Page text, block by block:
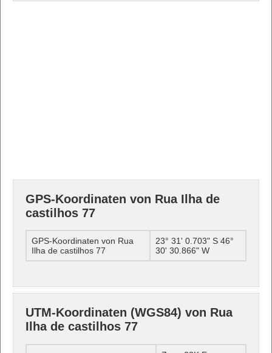
GPS-Koordinaten von Rua Ilha de
castilhos 77
GPS-Koordinaten von Rua
Ilha de castilhos 77
23° 31' 0.703" S 46°
30' 30.866" W
UTM-Koordinaten (WGS84) von Rua
Ilha de castilhos 77